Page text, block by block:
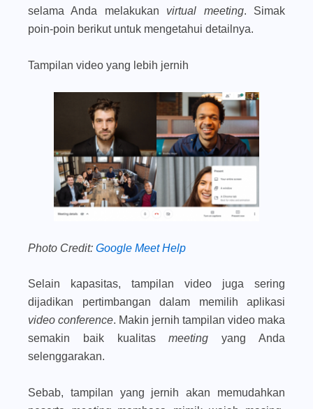
selama Anda melakukan virtual meeting. Simak
poin-poin berikut untuk mengetahui detailnya.
Tampilan video yang lebih jernih
Photo Credit: Google Meet Help
Selain kapasitas, tampilan video juga sering
dijadikan pertimbangan dalam memilih aplikasi
video conference. Makin jernih tampilan video maka
semakin baik kualitasmeetingyang Anda
selenggarakan.
Sebab, tampilan yang jernih akan memudahkan